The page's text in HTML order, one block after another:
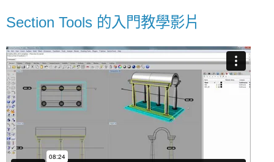
Section Tools 的入門教學影片